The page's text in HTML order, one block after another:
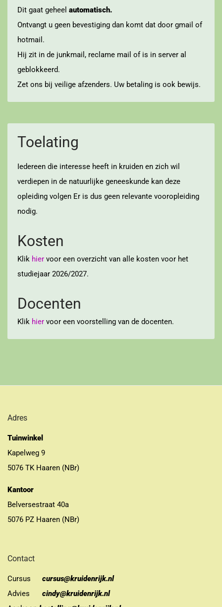
Dit gaat geheel automatisch.
Ontvangt u geen bevestiging dan komt dat door gmail of
hotmail.
Hij zit in de junkmail, reclame mail of is in server al
geblokkeerd.
Zet ons bij veilige afzenders. Uw betaling is ook bewijs.
Toelating
Iedereen die interesse heeft in kruiden en zich wil
verdiepen in de natuurlijke geneeskunde kan deze
opleiding volgen Er is dus geen relevante vooropleiding
nodig.
Kosten
Klik hier voor een overzicht van alle kosten voor het
studiejaar 2026/2027.
Docenten
Klik hier voor een voorstelling van de docenten.
Adres
Tuinwinkel
Kapelweg 9
5076 TK Haaren (NBr)
Kantoor
Belversestraat 40a
5076 PZ Haaren (NBr)
Contact
Cursus
cursus@kruidenrijk.nl
Advies
cindy@kruidenrijk.nl